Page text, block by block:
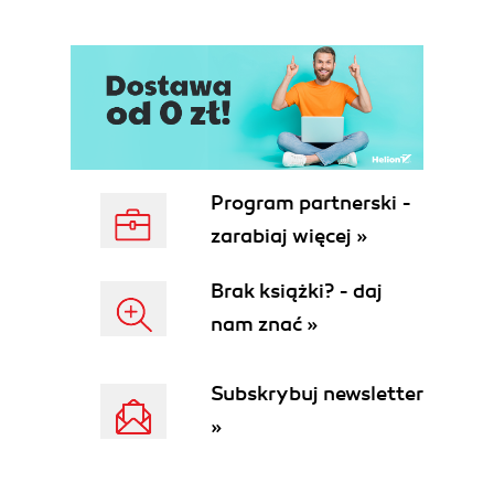
Language-Dependent
Misunderstanding: Maintainability Is
Industry-Dependent
Misunderstanding: Maintainability Is the
Same as the Absence of Bugs
Misunderstanding: Maintainability Is a
Binary Quantity
Rating Maintainability
2. Write Short Units of Code
Motivation
Short Units Are Easy to Reuse
How to Apply the Guideline
Program partnerski -
zarabiaj więcej »
Brak książki? - daj
nam znać »
Subskrybuj newsletter
»